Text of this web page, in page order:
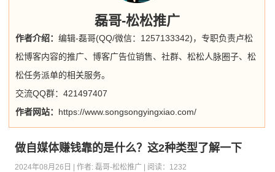
磊哥-松松推广
作者介绍：编辑-磊哥(QQ/微信：1257133342)，专职负责卢松
松博客内容的推广、博客广告位销售、社群、松松人脉圈子、松
松任务派单的相关服务。
交流QQ群：421497407
作者网站： https://www.songsongyingxiao.com/
做自媒体赚钱靠的是什么？这2种类型了解一下
2024年08月26日 | 作者:磊哥-松松推广 | 阅读： 1232